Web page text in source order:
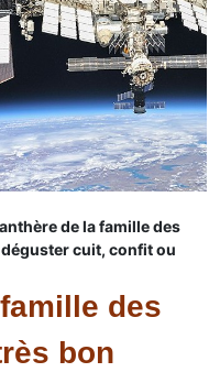
de la famille des
cuit, confit ou
des
bon